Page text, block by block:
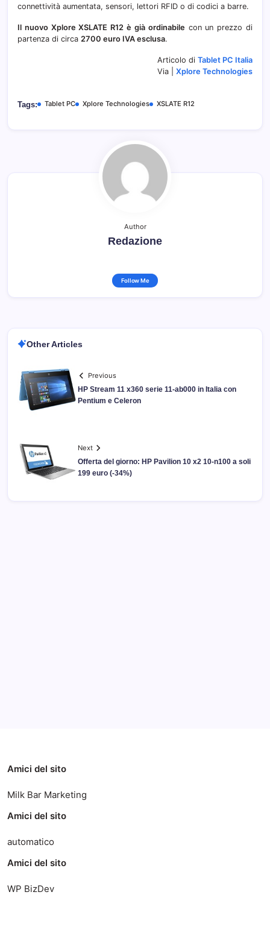
connettività aumentata, sensori, lettori RFID o di codici a barre.
Il nuovo Xplore XSLATE R12 è già ordinabile con un prezzo di
partenza di circa 2700 euro IVA esclusa.
Articolo di Tablet PC Italia
Via | Xplore Technologies
Tags: Tablet PC Xplore Technologies XSLATE R12
Author
Redazione
Follow Me
Other Articles
Previous
HP Stream 11 x360 serie 11-ab000 in Italia con
Pentium e Celeron
Next
Offerta del giorno: HP Pavilion 10 x2 10-n100 a soli
199 euro (-34%)
Amici del sito
Milk Bar Marketing
Amici del sito
automatico
Amici del sito
WP BizDev